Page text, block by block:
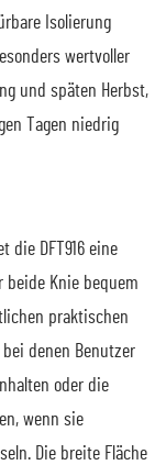
Isolierung
wertvoller
und späten Herbst,
Tagen niedrig
die DFT916 eine
beide Knie bequem
praktischen
denen Benutzer
oder die
wenn sie
Die breite Fläche